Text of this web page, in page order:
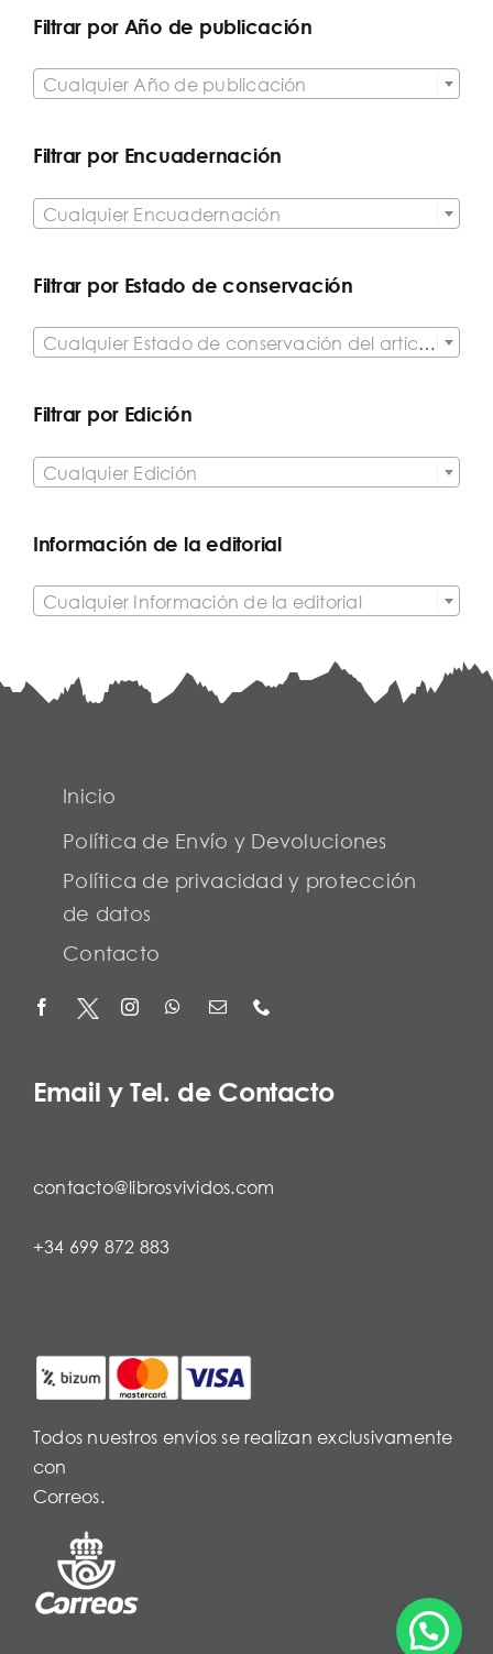
Filtrar por Año de publicación
Cualquier Año de publicación
Filtrar por Encuadernación
Cualquier Encuadernación
Filtrar por Estado de conservación
Cualquier Estado de conservación del artículo
Filtrar por Edición
Cualquier Edición
Información de la editorial
Cualquier Información de la editorial
Inicio
Política de Envío y Devoluciones
Política de privacidad y protección
de datos
Contacto
Email y Tel. de Contacto
contacto@librosvividos.com
+34 699 872 883
Todos nuestros envíos se realizan exclusivamente
con
Correos.